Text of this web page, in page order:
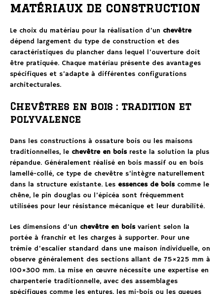
matériaux de construction
Le choix du matériau pour la réalisation d’un chevêtre
dépend largement du type de construction et des
caractéristiques du plancher dans lequel l’ouverture doit
être pratiquée. Chaque matériau présente des avantages
spécifiques et s’adapte à différentes configurations
architecturales.
Chevêtres en bois : tradition et
polyvalence
Dans les constructions à ossature bois ou les maisons
traditionnelles, le chevêtre en boisreste la solution la plus
répandue. Généralement réalisé en bois massif ou en bois
lamellé-collé, ce type de chevêtre s’intègre naturellement
dans la structure existante. Les essences de boiscomme le
chêne, le pin douglas ou l’épicéa sont fréquemment
utilisées pour leur résistance mécanique et leur durabilité.
Les dimensions d’un chevêtre en boisvarient selon la
portée à franchir et les charges à supporter. Pour une
trémie d’escalier standard dans une maison individuelle, on
observe généralement des sections allant de 75×225 mm à
100×300 mm. La mise en œuvre nécessite une expertise en
charpenterie traditionnelle, avec des assemblages
spécifiques comme les entures, les mi-bois ou les queues